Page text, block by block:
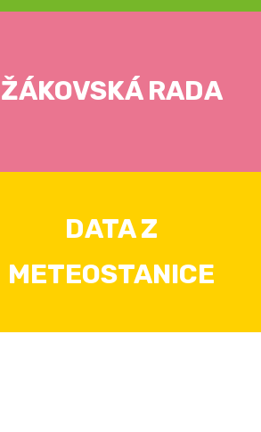
ŽÁKOVSKÁ RADA
DATA Z
METEOSTANICE